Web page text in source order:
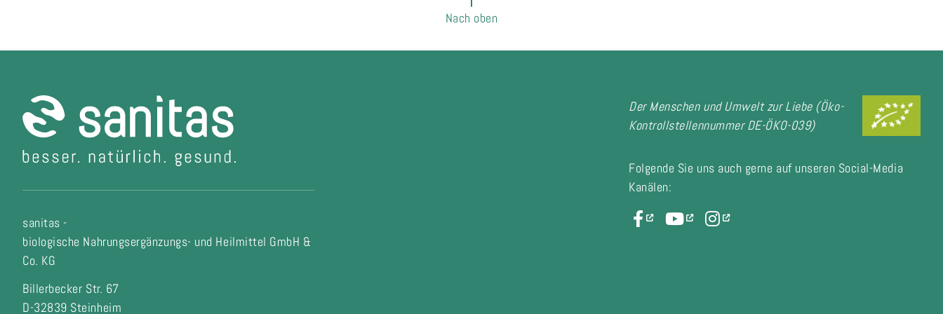
Nach oben
sanitas -
biologische Nahrungsergänzungs- und Heilmittel GmbH &
Co. KG
Billerbecker Str. 67
D-32839 Steinheim
Der Menschen und Umwelt zur Liebe (Öko-
Kontrollstellennummer DE-ÖKO-039)
Folgende Sie uns auch gerne auf unseren Social-Media
Kanälen: